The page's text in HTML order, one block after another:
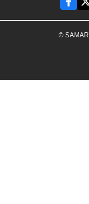
© SAMAR